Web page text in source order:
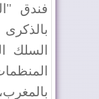
فندق
السلك